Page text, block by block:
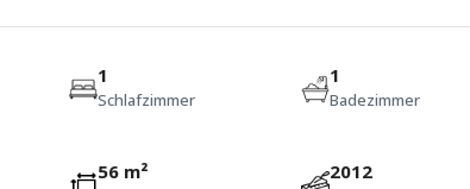
1
Schlafzimmer
1
Badezimmer
56 m² 2012